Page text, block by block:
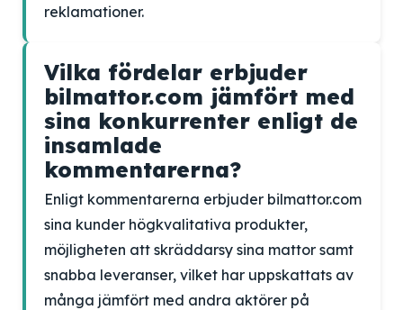
reklamationer.
Vilka fördelar erbjuder
bilmattor.com jämfört med
sina konkurrenter enligt de
insamlade
kommentarerna?
Enligt kommentarerna erbjuder bilmattor.com
sina kunder högkvalitativa produkter,
möjligheten att skräddarsy sina mattor samt
snabba leveranser, vilket har uppskattats av
många jämfört med andra aktörer på